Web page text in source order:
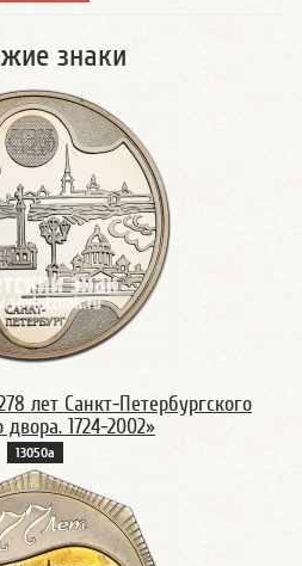
знаки
лет Санкт-Петербургского
1724-2002»
13050а